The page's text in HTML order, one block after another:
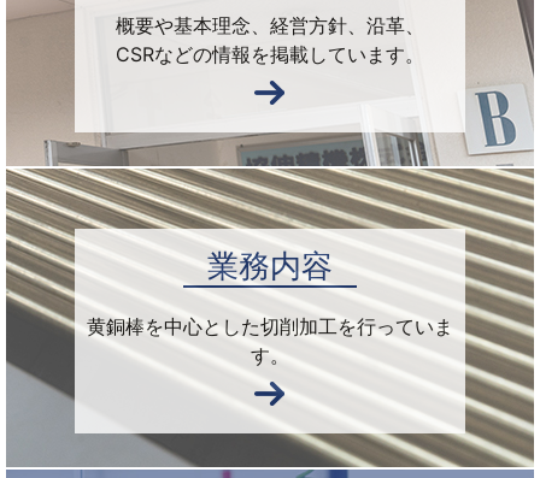
概要や基本理念、経営方針、沿革、
CSRなどの情報を掲載しています。
業務内容
黄銅棒を中心とした切削加工を行っていま
す。